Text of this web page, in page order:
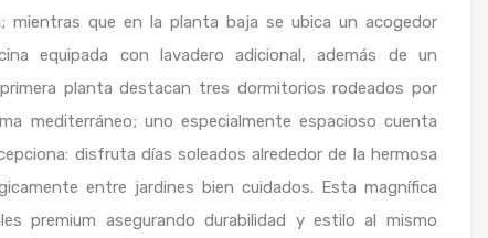
mientras que en la planta baja se ubica un acogedor
equipada con lavadero adicional, además de un
planta destacan tres dormitorios rodeados por
mediterráneo; uno especialmente espacioso cuenta
disfruta días soleados alrededor de la hermosa
entre jardines bien cuidados. Esta magnífica
premium asegurando durabilidad y estilo al mismo